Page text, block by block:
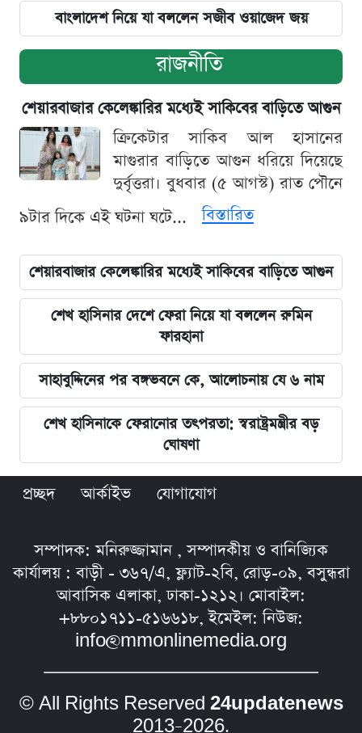
বাংলাদেশ নিয়ে যা বললেন সজীব ওয়াজেদ জয়
রাজনীতি
শেয়ারবাজার কেলেঙ্কারির মধ্যেই সাকিবের বাড়িতে আগুন
ক্রিকেটার সাকিব আল হাসানের
মাগুরার বাড়িতে আগুন ধরিয়ে দিয়েছে
দুর্বৃত্তরা। বুধবার (৫ আগস্ট) রাত পৌনে
৯টার দিকে এই ঘটনা ঘটে...
বিস্তারিত
শেয়ারবাজার কেলেঙ্কারির মধ্যেই সাকিবের বাড়িতে আগুন
শেখ হাসিনার দেশে ফেরা নিয়ে যা বললেন রুমিন
ফারহানা
সাহাবুদ্দিনের পর বঙ্গভবনে কে, আলোচনায় যে ৬ নাম
শেখ হাসিনাকে ফেরানোর তৎপরতা: স্বরাষ্ট্রমন্ত্রীর বড়
ঘোষণা
প্রচ্ছদ আর্কাইভ যোগাযোগ
সম্পাদক: মনিরুজ্জামান , সম্পাদকীয় ও বানিজ্যিক
কার্যালয় : বাড়ী - ৩৬৭/এ, ফ্ল্যাট-২বি, রোড়-০৯, বসুন্ধরা
আবাসিক এলাকা, ঢাকা-১২১২। মোবাইল:
+৮৮০১৭১১-৫১৬৬১৮, ইমেইল: নিউজ:
info@mmonlinemedia.org
© All Rights Reserved 24updatenews
2013–2026.